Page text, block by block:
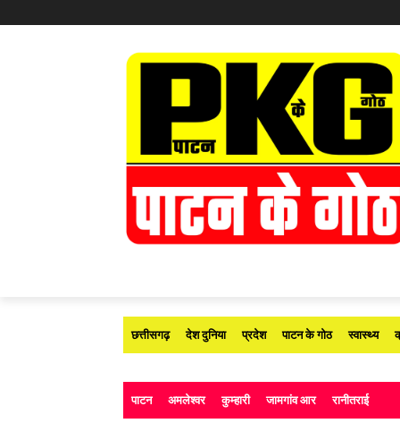
छत्तीसगढ़ देश दुनिया प्रदेश पाटन के गोठ स्वास्थ्य
पाटन अमलेश्वर कुम्हारी जामगांव आर रानीतराई